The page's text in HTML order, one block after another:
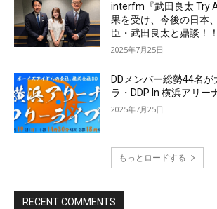
interfm『武田良太 Try
果を受け、今後の日本
臣・武田良太と鼎談！！
2025年7月25日
DDメンバー総勢44名が
ラ・DDP In 横浜アリー
2025年7月25日
もっとロードする
RECENT COMMENTS